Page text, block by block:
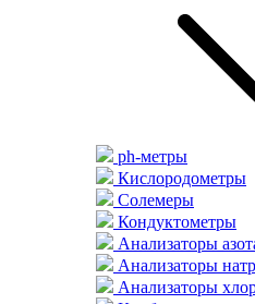
ph-метры
Кислородометры
Солемеры
Кондуктометры
Анализаторы
Анализаторы
Анализаторы